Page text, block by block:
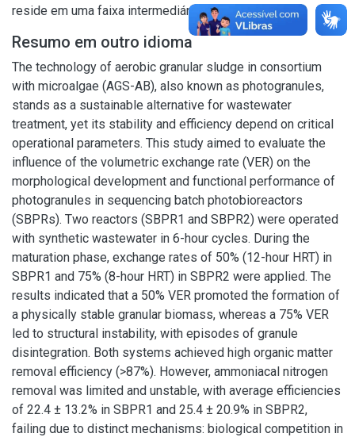
reside em uma faixa intermediária às testadas.
Resumo em outro idioma
The technology of aerobic granular sludge in consortium
with microalgae (AGS-AB), also known as photogranules,
stands as a sustainable alternative for wastewater
treatment, yet its stability and efficiency depend on critical
operational parameters. This study aimed to evaluate the
influence of the volumetric exchange rate (VER) on the
morphological development and functional performance of
photogranules in sequencing batch photobioreactors
(SBPRs). Two reactors (SBPR1 and SBPR2) were operated
with synthetic wastewater in 6-hour cycles. During the
maturation phase, exchange rates of 50% (12-hour HRT) in
SBPR1 and 75% (8-hour HRT) in SBPR2 were applied. The
results indicated that a 50% VER promoted the formation of
a physically stable granular biomass, whereas a 75% VER
led to structural instability, with episodes of granule
disintegration. Both systems achieved high organic matter
removal efficiency (>87%). However, ammoniacal nitrogen
removal was limited and unstable, with average efficiencies
of 22.4 ± 13.2% in SBPR1 and 25.4 ± 20.9% in SBPR2,
failing due to distinct mechanisms: biological competition in